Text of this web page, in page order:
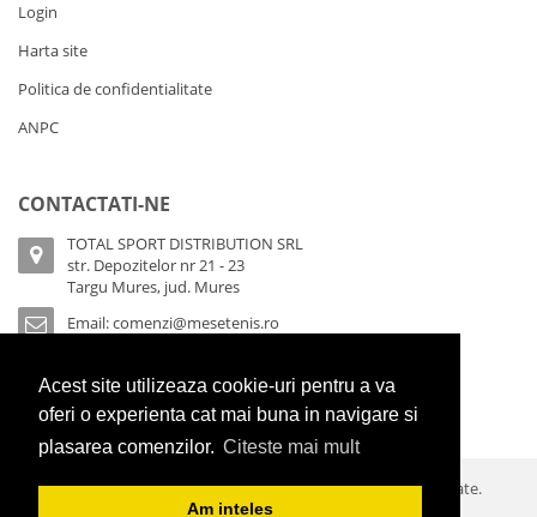
Acest site utilizeaza cookie-uri pentru a va
oferi o experienta cat mai buna in navigare si
plasarea comenzilor. Citeste mai mult
Am inteles
Login
Harta site
Politica de confidentialitate
ANPC
CONTACTATI-NE
TOTAL SPORT DISTRIBUTION SRL
str. Depozitelor nr 21 - 23
Targu Mures, jud. Mures
Email:comenzi@mesetenis.ro
Depozit:0377 100 944
© 2026 Cornilleau Romania. Toate drepturile sunt rezervate.